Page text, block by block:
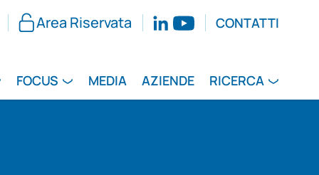
Area Riservata CONTATTI
FOCUS MEDIA AZIENDE RICERCA